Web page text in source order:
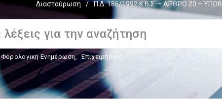
Διασταύρωση
/ Π.Δ. 186/1992 Κ.Β.Σ. – ΑΡΘΡΟ 20 –
Φορολογικη Ενημέρωση, Επιχειρήσεις